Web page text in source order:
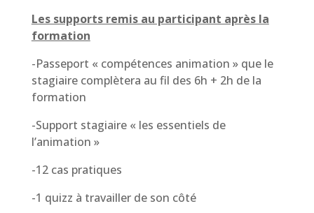
Les supports remis au participant après la
formation
-Passeport « compétences animation » que le
stagiaire complètera au fil des 6h + 2h de la
formation
-Support stagiaire « les essentiels de
l’animation »
-12 cas pratiques
-1 quizz à travailler de son côté